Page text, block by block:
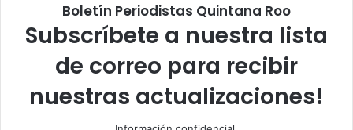
Boletín Periodistas Quintana Roo
Subscríbete a nuestra lista
de correo para recibir
nuestras actualizaciones!